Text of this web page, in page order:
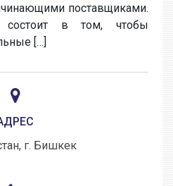
поставщиками.
состоит в том, чтобы
[…]
г. Бишкек